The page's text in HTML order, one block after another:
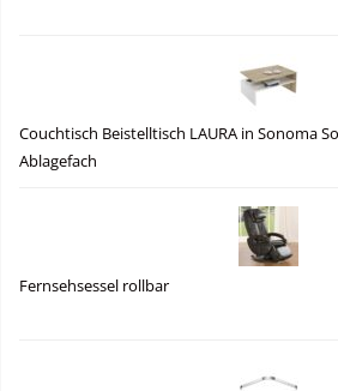
Couchtisch Beistelltisch LAURA in Sonoma
Ablagefach
Fernsehsessel rollbar